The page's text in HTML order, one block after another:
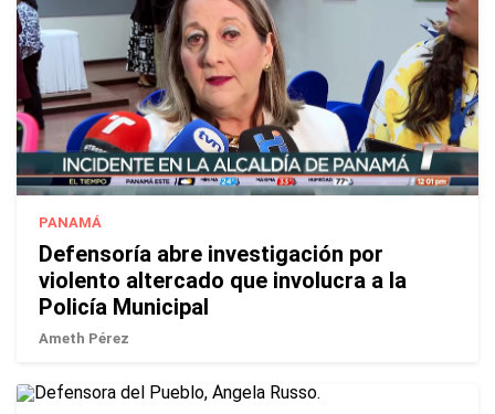
PANAMÁ
Defensoría abre investigación por
violento altercado que involucra a la
Policía Municipal
Ameth Pérez